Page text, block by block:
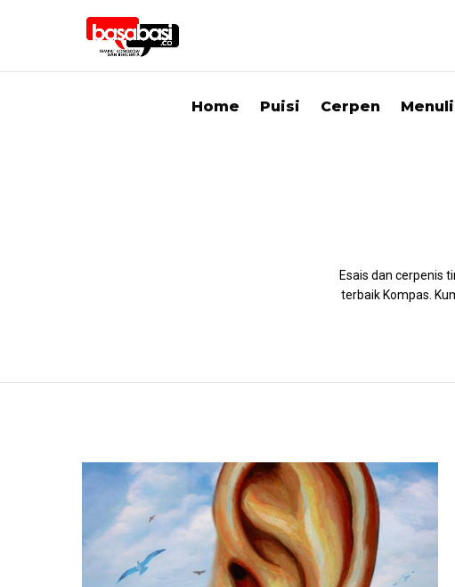
Home Puisi Cerpen
Esais dan cerpenis
terbaik Kompas.